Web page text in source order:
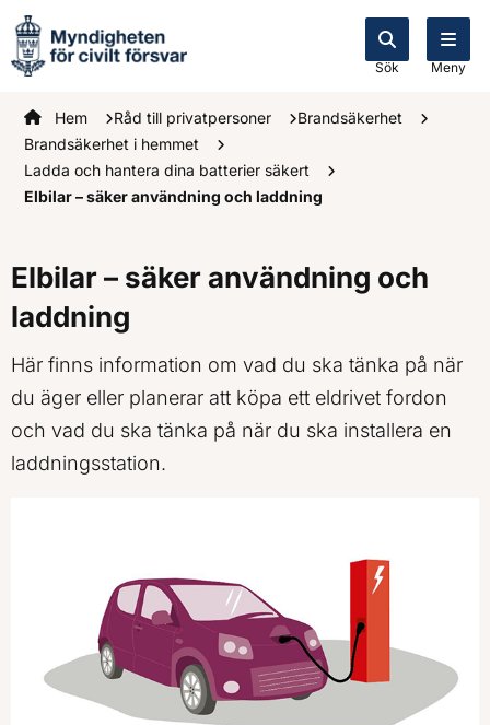
Sök Meny
Startsidan
Hem Råd till privatpersoner
Brandsäkerhet
Brandsäkerhet i hemmet
Ladda och hantera dina batterier säkert
Elbilar – säker användning och laddning
Elbilar – säker användning och
laddning
Här finns information om vad du ska tänka på när
du äger eller planerar att köpa ett eldrivet fordon
och vad du ska tänka på när du ska installera en
laddningsstation.